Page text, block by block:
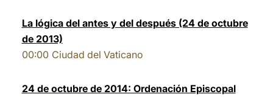
La lógica del antes y del después (24 de octubre
de 2013)
00:00 Ciudad del Vaticano
24 de octubre de 2014: Ordenación Episcopal